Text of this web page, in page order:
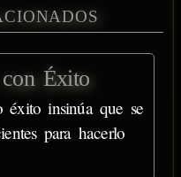
Éxito
éxito insinúa que se
para hacerlo